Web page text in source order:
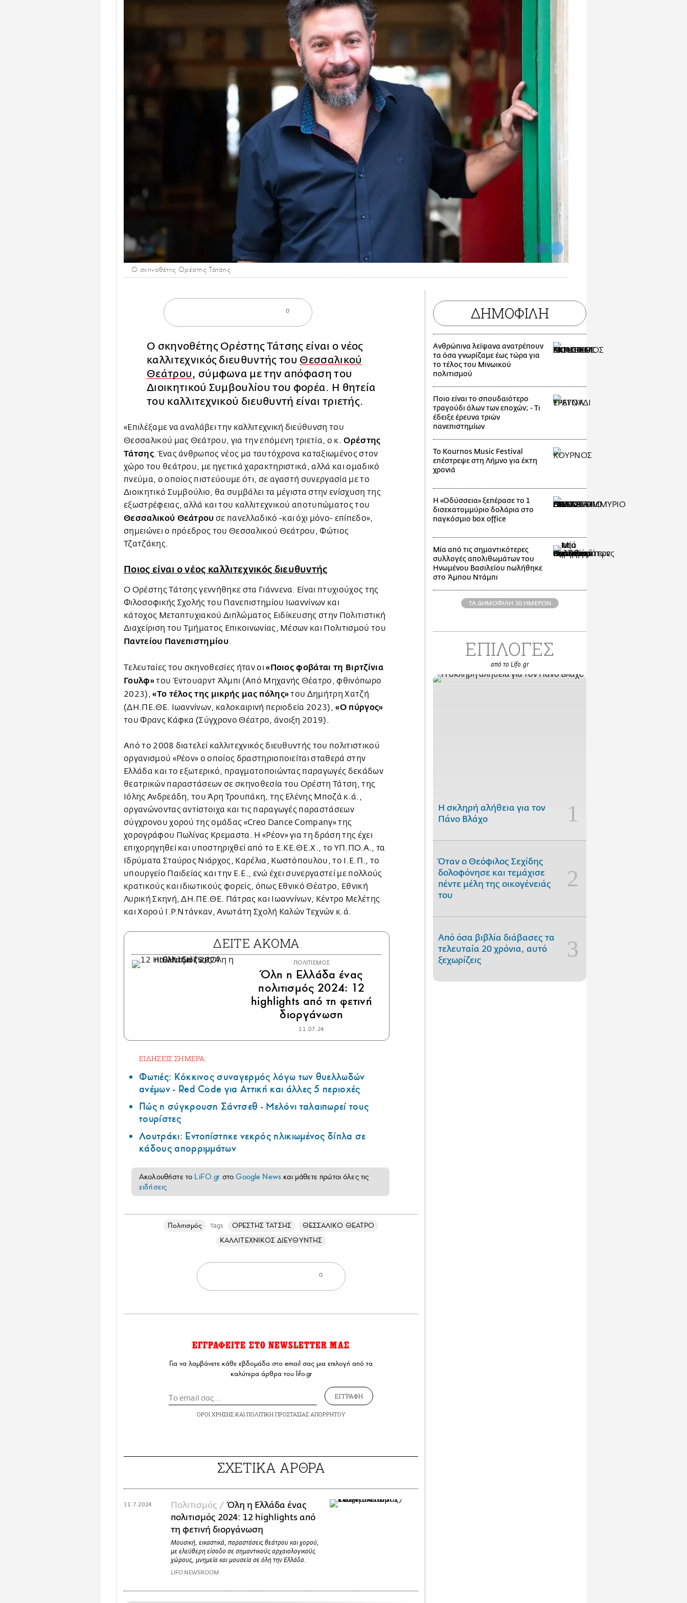
Ο σκηνοθέτης Ορέστης Τάτσης
0
Ο σκηνοθέτης Ορέστης Τάτσης είναι ο νέος
καλλιτεχνικός διευθυντής του Θεσσαλικού
Θεάτρου, σύμφωνα με την απόφαση του
Διοικητικού Συμβουλίου του φορέα. Η θητεία
του καλλιτεχνικού διευθυντή είναι τριετής.
«Επιλέξαμε να αναλάβει την καλλιτεχνική διεύθυνση του
Θεσσαλικού μας Θεάτρου, για την επόμενη τριετία, ο κ. Ορέστης
Τάτσης. Ένας άνθρωπος νέος μα ταυτόχρονα καταξιωμένος στον
χώρο του θεάτρου, με ηγετικά χαρακτηριστικά, αλλά και ομαδικό
πνεύμα, ο οποίος πιστεύουμε ότι, σε αγαστή συνεργασία με το
Διοικητικό Συμβούλιο, θα συμβάλει τα μέγιστα στην ενίσχυση της
εξωστρέφειας, αλλά και του καλλιτεχνικού αποτυπώματος του
Θεσσαλικού Θεάτρου σε πανελλαδικό -και όχι μόνο- επίπεδο»,
σημειώνει ο πρόεδρος του Θεσσαλικού Θεάτρου, Φώτιος
Τζατζάκης.
Ποιος είναι ο νέος καλλιτεχνικός διευθυντής
Ο Ορέστης Τάτσης γεννήθηκε στα Γιάννενα. Είναι πτυχιούχος της
Φιλοσοφικής Σχολής του Πανεπιστημίου Ιωαννίνων και
κάτοχος Μεταπτυχιακού Διπλώματος Ειδίκευσης στην Πολιτιστική
Διαχείριση του Τμήματος Επικοινωνίας, Μέσων και Πολιτισμού του
Παντείου Πανεπιστημίου.
Τελευταίες του σκηνοθεσίες ήταν οι«Ποιος φοβάται τη Βιρτζίνια
Γουλφ»του Έντουαρντ Άλμπι (Από Μηχανής Θέατρο, φθινόπωρο
2023),«Το τέλος της μικρής μας πόλης»του Δημήτρη Χατζή
(ΔΗ.ΠΕ.ΘΕ. Ιωαννίνων, καλοκαιρινή περιοδεία 2023), «Ο πύργος»
του Φρανς Κάφκα (Σύγχρονο Θέατρο, άνοιξη 2019).
Από το 2008 διατελεί καλλιτεχνικός διευθυντής του πολιτιστικού
οργανισμού «Ρέον» ο οποίος δραστηριοποιείται σταθερά στην
Ελλάδα και το εξωτερικό, πραγματοποιώντας παραγωγές δεκάδων
θεατρικών παραστάσεων σε σκηνοθεσία του Ορέστη Τάτση, της
Ιόλης Ανδρεάδη, του Άρη Τρουπάκη, της Ελένης Μποζά κ.ά.,
οργανώνοντας αντίστοιχα και τις παραγωγές παραστάσεων
σύγχρονου χορού της ομάδας «Creo Dance Company» της
χορογράφου Πωλίνας Κρεμαστα. Η «Ρέον» για τη δράση της έχει
επιχορηγηθεί και υποστηριχθεί από το Ε.ΚΕ.ΘΕ.Χ., το ΥΠ.ΠΟ.Α., τα
Ιδρύματα Σταύρος Νιάρχος, Καρέλια, Κωστόπουλου, το Ι.Ε.Π., το
υπουργείο Παιδείας και την Ε.Ε., ενώ έχει συνεργαστεί με πολλούς
κρατικούς και ιδιωτικούς φορείς, όπως Εθνικό Θέατρο, Εθνική
Λυρική Σκηνή, ΔΗ.ΠΕ.ΘΕ. Πάτρας και Ιωαννίνων, Κέντρο Μελέτης
και Χορού Ι.Ρ.Ντάνκαν, Ανωτάτη Σχολή Καλών Τεχνών κ.ά.
ΔΕΙΤΕ ΑΚΟΜΑ
ΠΟΛΙΤΙΣΜΟΣ
Όλη η Ελλάδα ένας
πολιτισμός 2024: 12
highlights από τη φετινή
διοργάνωση
11.07.24
ΕΙΔΗΣΕΙΣ ΣΗΜΕΡΑ:
Φωτιές: Κόκκινος συναγερμός λόγω των θυελλωδών
ανέμων - Red Code για Αττική και άλλες 5 περιοχές
Πώς η σύγκρουση Σάντσεθ - Μελόνι ταλαιπωρεί τους
τουρίστες
Λουτράκι: Εντοπίστηκε νεκρός ηλικιωμένος δίπλα σε
κάδους απορριμμάτων
Ακολουθήστε το LiFO.gr στοGoogle News και μάθετε πρώτοι όλες τις
ειδήσεις
Πολιτισμός Tags ΟΡΕΣΤΗΣ ΤΑΤΣΗΣ
ΘΕΣΣΑΛΙΚΟ ΘΕΑΤΡΟ
ΚΑΛΛΙΤΕΧΝΙΚΟΣ ΔΙΕΥΘΥΝΤΗΣ
0
ΕΓΓΡΑΦΕΙΤΕ ΣΤΟ NEWSLETTER ΜΑΣ
Για να λαμβάνετε κάθε εβδομάδα στο email σας μια επιλογή από τα
καλύτερα άρθρα του lifo.gr
ΕΓΓΡΑΦΗ
ΟΡΟΙ ΧΡΗΣΗΣΚΑΙ ΠΟΛΙΤΙΚΗ ΠΡΟΣΤΑΣΙΑΣ ΑΠΟΡΡΗΤΟΥ
ΣΧΕΤΙΚΑ ΑΡΘΡΑ
Πολιτισμός /Όλη η Ελλάδα ένας
πολιτισμός 2024: 12 highlights από
τη φετινή διοργάνωση
Μουσική, εικαστικά, παραστάσεις θεάτρου και χορού,
με ελεύθερη είσοδο σε σημαντικούς αρχαιολογικούς
χώρους, μνημεία και μουσεία σε όλη την Ελλάδα.
LIFO NEWSROOM
11.7.2024
ΔΗΜΟΦΙΛΗ
Ανθρώπινα λείψανα ανατρέπουν
τα όσα γνωρίζαμε έως τώρα για
το τέλος του Μινωικού
πολιτισμού
Ποιο είναι το σπουδαιότερο
τραγούδι όλων των εποχών; - Τι
έδειξε έρευνα τριών
πανεπιστημίων
Το Kournos Music Festival
επέστρεψε στη Λήμνο για έκτη
χρονιά
Η «Οδύσσεια» ξεπέρασε το 1
δισεκατομμύριο δολάρια στο
παγκόσμιο box office
Μία από τις σημαντικότερες
συλλογές απολιθωμάτων του
Ηνωμένου Βασιλείου πωλήθηκε
στο Άμπου Ντάμπι
ΤΑ ΔΗΜΟΦΙΛΗ 30 ΗΜΕΡΩΝ
ΕΠΙΛΟΓΕΣ
από το Lifo.gr
H σκληρή αλήθεια για τον
Πάνο Βλάχο
Όταν ο Θεόφιλος Σεχίδης
δολοφόνησε και τεμάχισε
πέντε μέλη της οικογένειάς
του
Από όσα βιβλία διάβασες τα
τελευταία 20 χρόνια, αυτό
ξεχωρίζεις